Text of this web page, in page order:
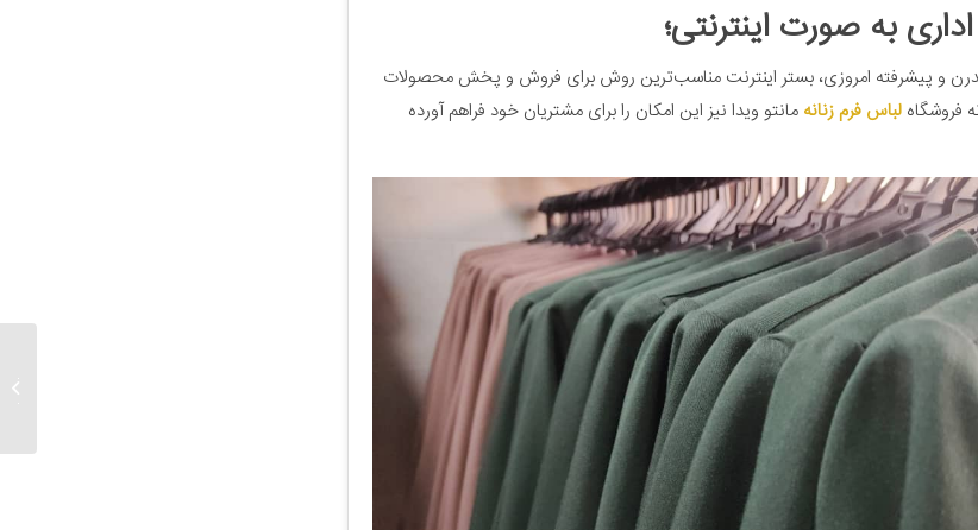
به صورت اینترنتی؛
و پیشرفته امروزی، بستر اینترنت مناسب‌ترین روش برای فروش و پخش محصولات
فروشگاه لباس فرم زنانه مانتو ویدا نیز این امکان را برای مشتریان خود فراهم آورده